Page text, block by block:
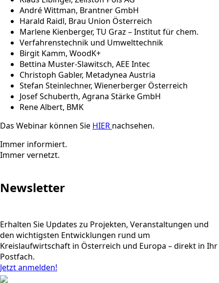
André Wittman, Brantner GmbH
Harald Raidl, Brau Union Österreich
Marlene Kienberger, TU Graz – Institut für chem.
Verfahrenstechnik und Umwelttechnik
Birgit Kamm, WoodK+
Bettina Muster-Slawitsch, AEE Intec
Christoph Gabler, Metadynea Austria
Stefan Steinlechner, Wienerberger Österreich
Josef Schuberth, Agrana Stärke GmbH
Rene Albert, BMK
Das Webinar können Sie HIER nachsehen.
Immer informiert.
Immer vernetzt.
Newsletter
Erhalten Sie Updates zu Projekten, Veranstaltungen und
den wichtigsten Entwicklungen rund um
Kreislaufwirtschaft in Österreich und Europa – direkt in Ihr
Postfach.
Jetzt anmelden!